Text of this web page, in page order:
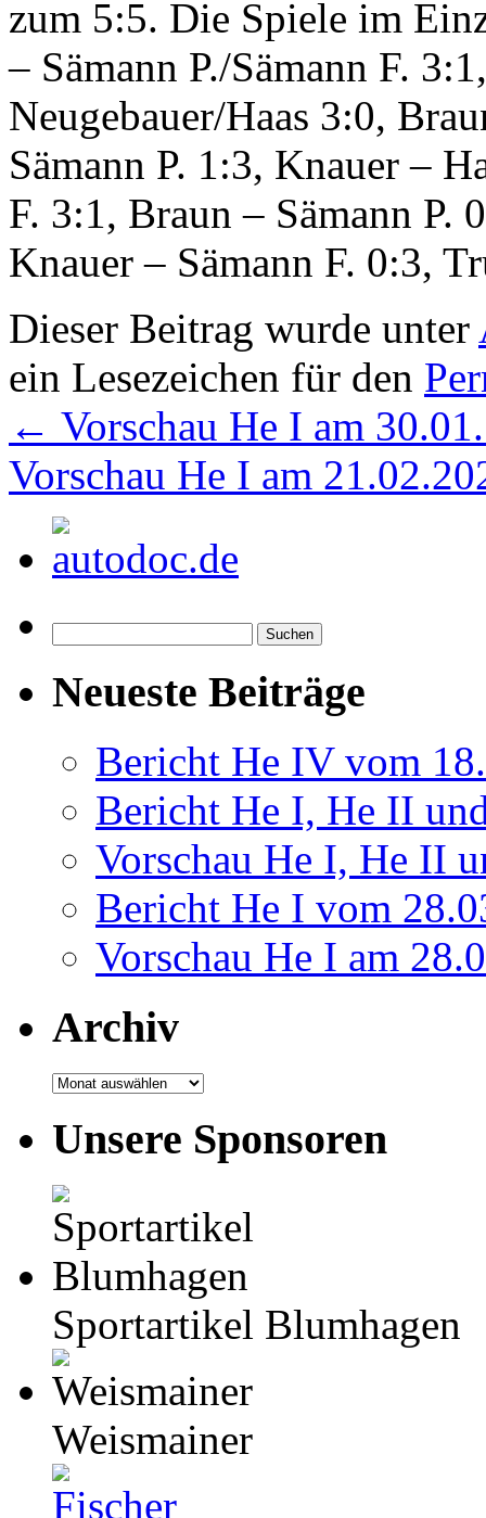
zum 5:5. Die Spiele im
– Sämann P./Sämann F.
Neugebauer/Haas 3:0,
Sämann P. 1:3, Knauer –
F. 3:1, Braun – Sämann P.
Knauer – Sämann F. 0:3,
Dieser Beitrag wurde unter
ein Lesezeichen für den
← Vorschau He I am
Vorschau He I am
nach:
Neueste Beiträge
Bericht He IV vom
Bericht He I, He II
Vorschau He I, He II
Bericht He I vom
Vorschau He I am
Archiv
Archiv
Unsere Sponsoren
Sportartikel Blumhagen
Weismainer